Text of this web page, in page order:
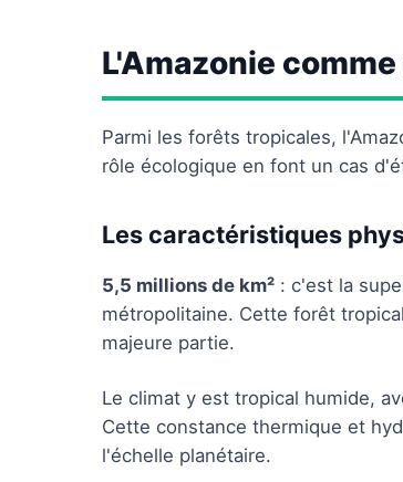
L'Amazonie
Parmi les forêts tropicales,
rôle écologique en font un cas
Les caractéristiques
5,5 millions de km² : c'est la
métropolitaine. Cette forêt
majeure partie.
Le climat y est tropical humide,
Cette constance thermique et
l'échelle planétaire.